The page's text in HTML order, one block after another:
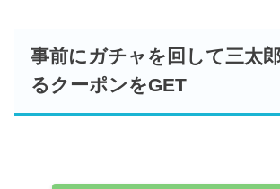
事前にガチャを回して三太
るクーポンをGET